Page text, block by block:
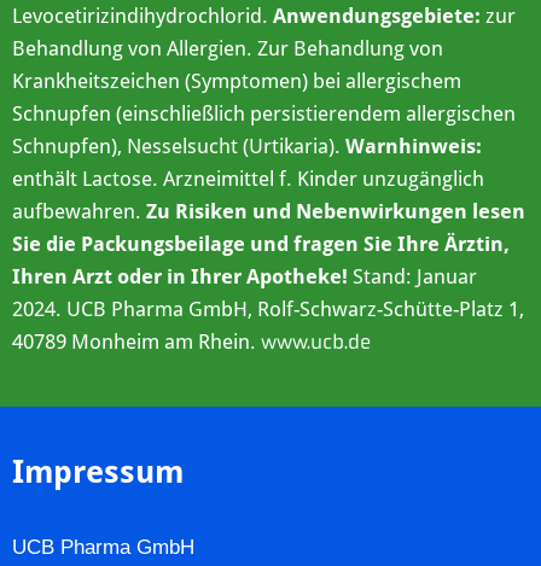
Levocetirizindihydrochlorid. Anwendungsgebiete: zur
Behandlung von Allergien. Zur Behandlung von
Krankheitszeichen (Symptomen) bei allergischem
Schnupfen (einschließlich persistierendem allergischen
Schnupfen), Nesselsucht (Urtikaria). Warnhinweis:
enthält Lactose. Arzneimittel f. Kinder unzugänglich
aufbewahren. Zu Risiken und Nebenwirkungen lesen
Sie die Packungsbeilage und fragen Sie Ihre Ärztin,
Ihren Arzt oder in Ihrer Apotheke! Stand: Januar
2024. UCB Pharma GmbH, Rolf-Schwarz-Schütte-Platz 1,
40789 Monheim am Rhein. www.ucb.de
Impressum
UCB Pharma GmbH